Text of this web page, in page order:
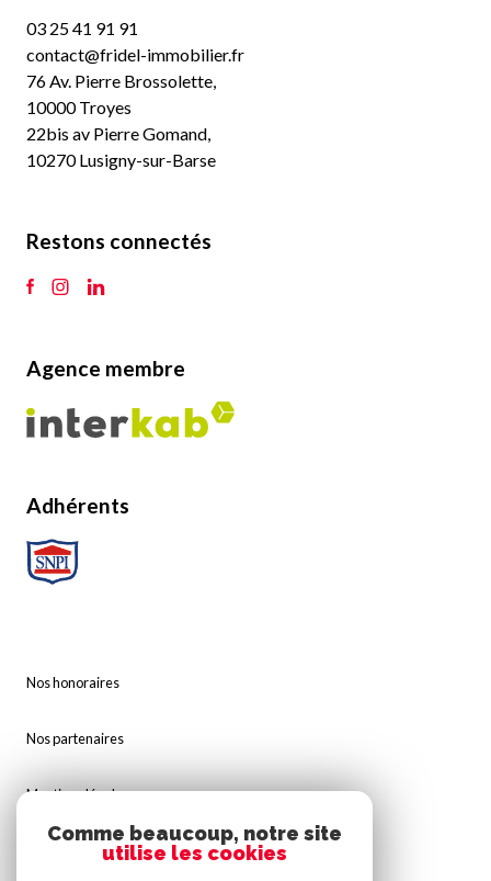
03 25 41 91 91
contact@fridel-immobilier.fr
76 Av. Pierre Brossolette,
10000 Troyes
22bis av Pierre Gomand,
10270 Lusigny-sur-Barse
Restons connectés
Agence membre
Adhérents
Nos honoraires
Nos partenaires
Mentions légales
Comme beaucoup, notre site
utilise les cookies